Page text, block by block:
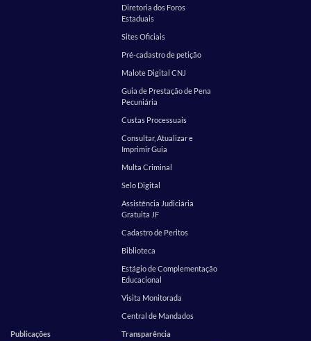
Diretoria dos Foros
Estaduais
Sites Oficiais
Pré-cadastro de petição
Malote Digital CNJ
Guia de Prestação de Pena
Pecuniária
Custas Processuais
Consultar, Atualizar e
Imprimir Guia
Multa Criminal
Selo Digital
Assistência Judiciária
Gratuita JF
Cadastro de Peritos
Biblioteca
Estágio de Complementação
Educacional
Visita Monitorada
Central de Mandados
Publicações
Transparência